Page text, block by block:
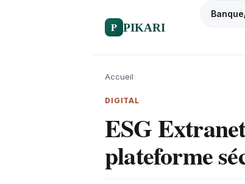
P PIKARI
Accueil›
DIGITAL
ESG
plateforme